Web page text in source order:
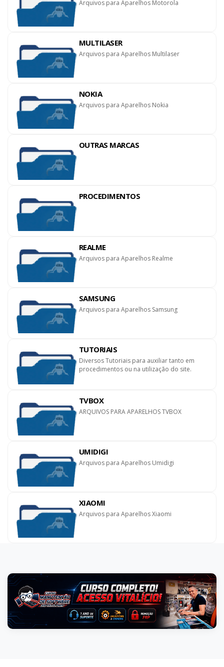
Arquivos para Aparelhos Motorola
MULTILASER
Arquivos para Aparelhos Multilaser
NOKIA
Arquivos para Aparelhos Nokia
OUTRAS MARCAS
PROCEDIMENTOS
REALME
Arquivos para Aparelhos Realme
SAMSUNG
Arquivos para Aparelhos Samsung
TUTORIAIS
Diversos Tutoriais para auxiliar tanto em
procedimentos ou na utilização do site.
TVBOX
ARQUIVOS PARA APARELHOS TVBOX
UMIDIGI
Arquivos para Aparelhos Umidigi
XIAOMI
Arquivos para Aparelhos Xiaomi